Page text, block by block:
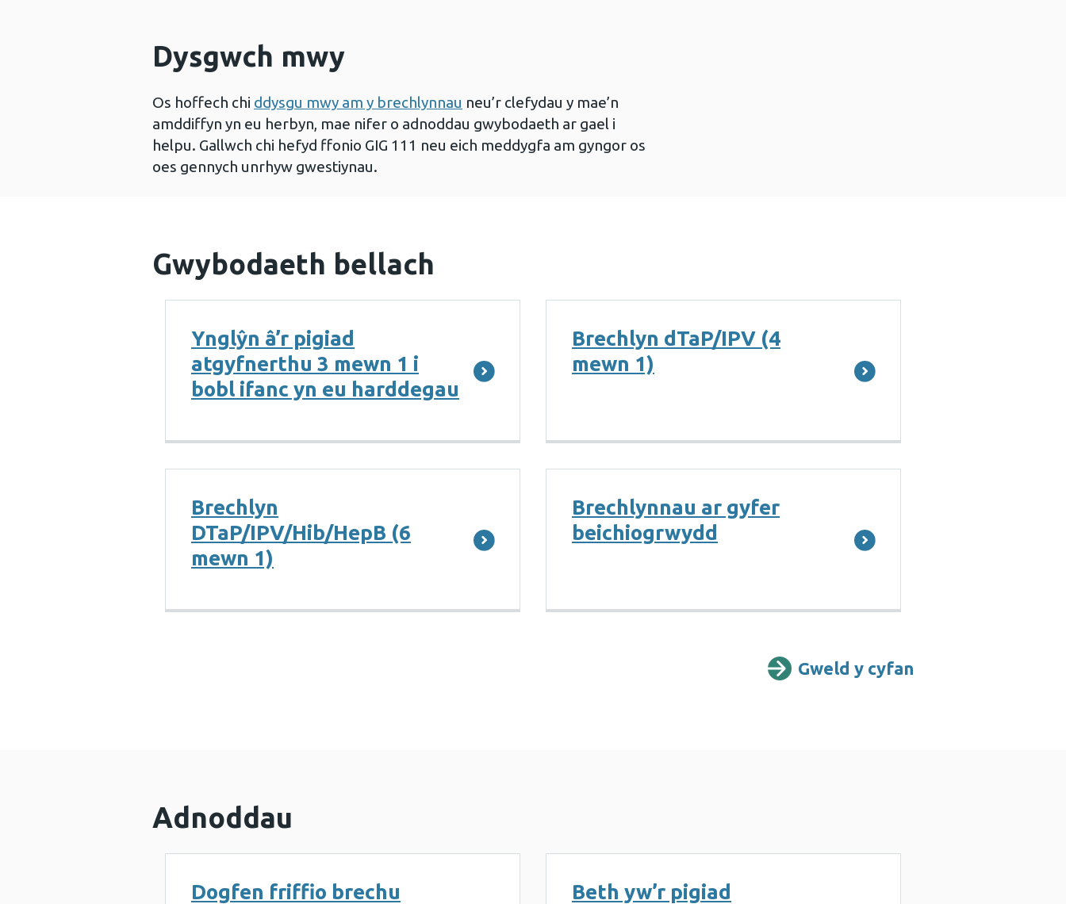
Dysgwch mwy
Os hoffech chi ddysgu mwy am y brechlynnau neu’r clefydau y mae’n
amddiffyn yn eu herbyn, mae nifer o adnoddau gwybodaeth ar gael i
helpu. Gallwch chi hefyd ffonio GIG 111 neu eich meddygfa am gyngor os
oes gennych unrhyw gwestiynau.
Gwybodaeth bellach
Ynglŷn â’r pigiad
atgyfnerthu 3 mewn 1 i
bobl ifanc yn eu harddegau
Brechlyn dTaP/IPV (4
mewn 1)
Brechlyn
DTaP/IPV/Hib/HepB (6
mewn 1)
Brechlynnau ar gyfer
beichiogrwydd
Gweld y cyfan
Adnoddau
Dogfen friffio brechu
Beth yw’r pigiad